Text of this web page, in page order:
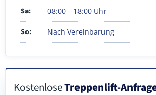
Sa: 08:00 – 18:00 Uhr
So: Nach Vereinbarung
KostenloseTreppenlift-